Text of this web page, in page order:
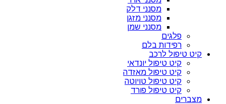
מסנני דלק
מסנני מזגן
מסנני שמן
פלגים
רפידות בלם
קיט טיפול לרכב
קיט טיפול יונדאי
קיט טיפול מאזדה
קיט טיפול טויוטה
קיט טיפול פורד
מצברים